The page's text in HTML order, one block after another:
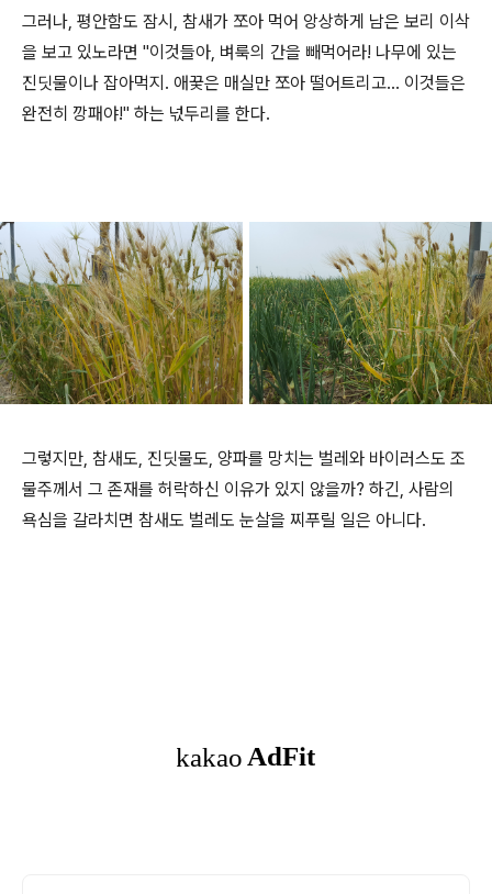
그러나, 평안함도 잠시, 참새가 쪼아 먹어 앙상하게 남은 보리 이삭
을 보고 있노라면 "이것들아, 벼룩의 간을 빼먹어라! 나무에 있는
진딧물이나 잡아먹지. 애꿎은 매실만 쪼아 떨어트리고... 이것들은
완전히 깡패야!" 하는 넋두리를 한다.
그렇지만, 참새도, 진딧물도, 양파를 망치는 벌레와 바이러스도 조
물주께서 그 존재를 허락하신 이유가 있지 않을까? 하긴, 사람의
욕심을 갈라치면 참새도 벌레도 눈살을 찌푸릴 일은 아니다.